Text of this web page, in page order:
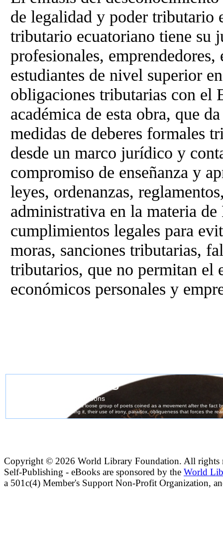
de legalidad y poder tributario
tributario ecuatoriano tiene su
profesionales,
estudiantes de nivel superior
obligaciones tributarias con el
académica de esta obra, que
medidas de deberes formales
desde un marco jurídico y
compromiso de enseñanza y
leyes, ordenanzas,
administrativa en la materia
cumplimientos legales para
moras, sanciones tributarias,
tributarios, que no permitan el
económicos personales y
Copyright © 2026 World Library Foundation. All rights
Self-Publishing - eBooks are sponsored by the World
a 501c(4) Member's Support Non-Profit Organization,